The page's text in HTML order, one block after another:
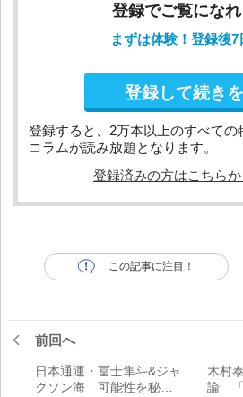
登録でご覧になれ
まずは体験！登録後7
登録して続き
登録すると、2万本以上のすべての
コラムが読み放題となります。
登録済みの方はこちら
この記事に注目！
前回へ
日本通運・冨士隼斗&ジャ
クソン海 可能性を秘め
木村
論 「